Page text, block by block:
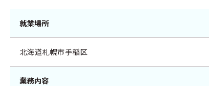
就業場所
北海道札幌市手稲区
業務内容